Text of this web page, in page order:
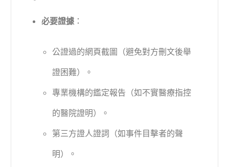
必要證據 ：
公證過的網頁截圖（避免對方刪文後舉
證困難）。
專業機構的鑑定報告（如不實醫療指控
的醫院證明）。
第三方證人證詞（如事件目擊者的聲
明）。